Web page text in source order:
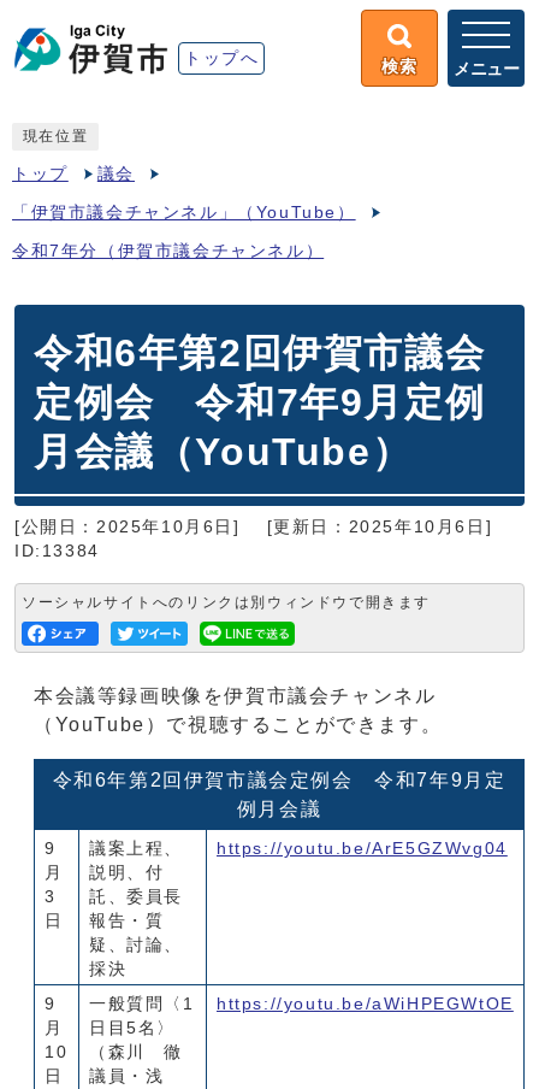
トップへ 検索 メニュー
現在位置
トップ 議会
「伊賀市議会チャンネル」（YouTube）
令和7年分（伊賀市議会チャンネル）
令和6年第2回伊賀市議会
定例会 令和7年9月定例
月会議（YouTube）
[公開日：2025年10月6日]
[更新日：2025年10月6日]
ID:13384
ソーシャルサイトへのリンクは別ウィンドウで開きます
本会議等録画映像を伊賀市議会チャンネル
（YouTube）で視聴することができます。
令和6年第2回伊賀市議会定例会 令和7年9月定
例月会議
9
月
3
日
議案上程、
説明、付
託、委員長
報告・質
疑、討論、
採決
https://youtu.be/ArE5GZWvg04
9
月
10
日
一般質問〈1
日目5名〉
（森川 徹
議員・浅
https://youtu.be/aWiHPEGWtOE